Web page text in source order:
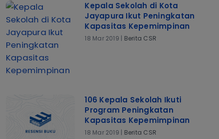
Kepala Sekolah di Kota
Jayapura Ikut Peningkatan
Kapasitas Kepemimpinan
18 Mar 2019 | Berita CSR
106 Kepala Sekolah Ikuti
Program Peningkatan
Kapasitas Kepemimpinan
18 Mar 2019 | Berita CSR